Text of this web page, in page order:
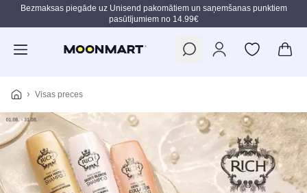
Pāriet uz galveno saturu
Bezmaksas piegāde uz Unisend pakomātiem un saņemšanas punktiem
pasūtījumiem no 14.99€
Visas preces